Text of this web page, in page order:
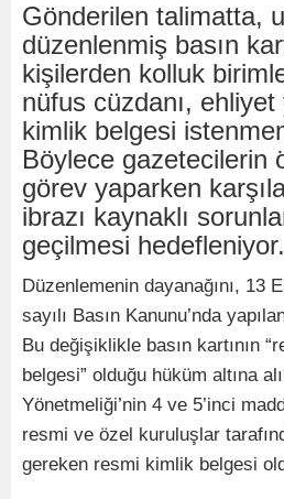
Gönderilen talimatta,
düzenlenmiş basın
kişilerden kolluk
nüfus cüzdanı,
kimlik belgesi
Böylece gazetecilerin
görev yaparken
ibrazı kaynaklı
geçilmesi hedefleniyor.
Düzenlemenin dayanağını, 13
sayılı Basın Kanunu’nda
Bu değişiklikle basın kartının
belgesi” olduğu hüküm altına
Yönetmeliği’nin 4 ve 5’inci
resmi ve özel kuruluşlar
gereken resmi kimlik belgesi